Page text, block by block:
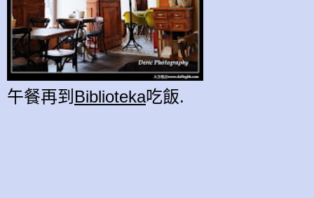
午餐再到 Biblioteka吃飯.